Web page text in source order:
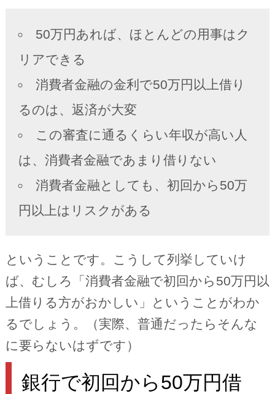
50万円あれば、ほとんどの用事はク
リアできる
消費者金融の金利で50万円以上借り
るのは、返済が大変
この審査に通るくらい年収が高い人
は、消費者金融であまり借りない
消費者金融としても、初回から50万
円以上はリスクがある
ということです。こうして列挙していけ
ば、むしろ「消費者金融で初回から50万円以
上借りる方がおかしい」ということがわか
るでしょう。（実際、普通だったらそんな
に要らないはずです）
銀行で初回から50万円借